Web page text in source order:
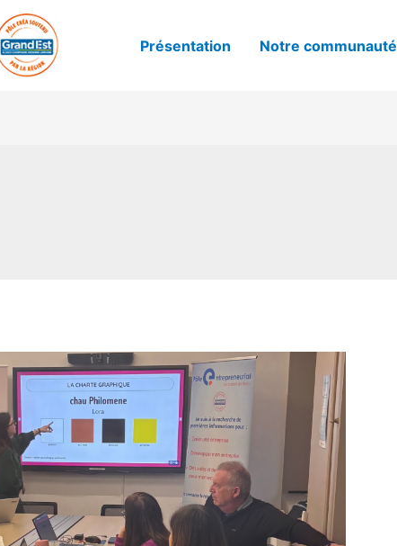
Présentation Notre communauté